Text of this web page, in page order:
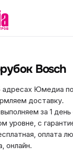
Bosch
адресах Юмедиа
доставку.
за 1
уровне, с
оплата
онлайн.
СЕРВИС